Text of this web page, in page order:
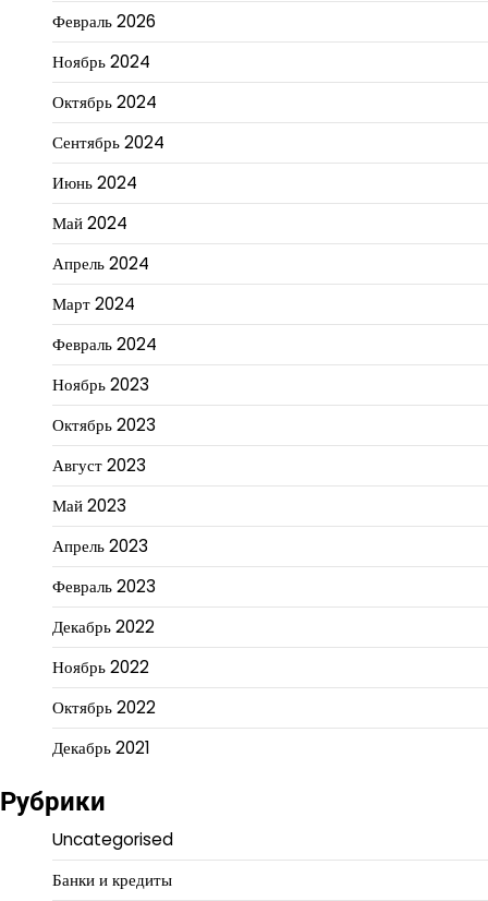
Февраль 2026
Ноябрь 2024
Октябрь 2024
Сентябрь 2024
Июнь 2024
Май 2024
Апрель 2024
Март 2024
Февраль 2024
Ноябрь 2023
Октябрь 2023
Август 2023
Май 2023
Апрель 2023
Февраль 2023
Декабрь 2022
Ноябрь 2022
Октябрь 2022
Декабрь 2021
Рубрики
Uncategorised
Банки и кредиты